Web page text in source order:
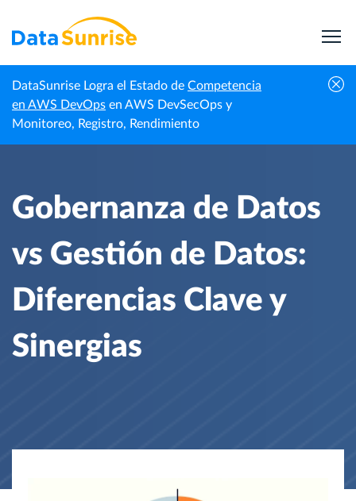
DataSunrise Logra el Estado de Competencia
en AWS DevOps en AWS DevSecOps y
Monitoreo, Registro, Rendimiento
Inicio
Centro de
Conocimiento
Gobernanza de Datos vs Gestión de Datos:
Diferencias Clave y Sinergias
Gobernanza de Datos
vs Gestión de Datos:
Diferencias Clave y
Sinergias